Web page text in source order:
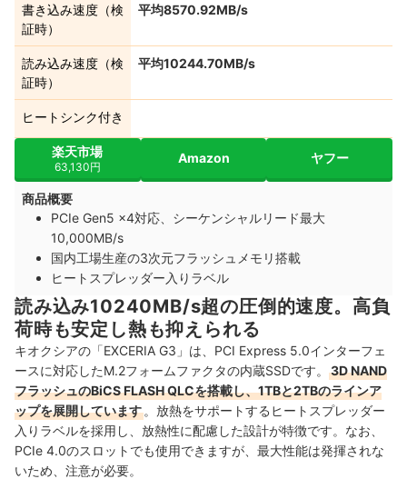
書き込み速度（検
証時）
平均8570.92MB/s
読み込み速度（検
証時）
平均10244.70MB/s
ヒートシンク付き
楽天市場
63,130円
Amazon ヤフー
商品概要
PCIe Gen5 x4対応、シーケンシャルリード最大
10,000MB/s
国内工場生産の3次元フラッシュメモリ搭載
ヒートスプレッダー入りラベル
読み込み10240MB/s超の圧倒的速度。高負
荷時も安定し熱も抑えられる
キオクシアの「EXCERIA G3」は、PCI Express 5.0インターフェ
ースに対応したM.2フォームファクタの内蔵SSDです。
3D NAND
フラッシュのBiCS FLASH QLCを搭載し、1TBと2TBのラインア
ップを展開しています 。放熱をサポートするヒートスプレッダー
入りラベルを採用し、放熱性に配慮した設計が特徴です。なお、
PCIe 4.0のスロットでも使用できますが、最大性能は発揮されな
いため、注意が必要。